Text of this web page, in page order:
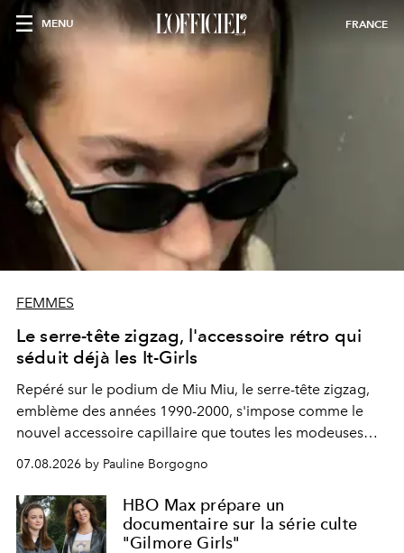
MENU FRANCE
FEMMES
Le serre-tête zigzag, l'accessoire rétro qui
séduit déjà les It-Girls
Repéré sur le podium de Miu Miu, le serre-tête zigzag,
emblème des années 1990-2000, s'impose comme le
nouvel accessoire capillaire que toutes les modeuses
s'arrachent déjà.
07.08.2026 by Pauline Borgogno
HBO Max prépare un
documentaire sur la série culte
"Gilmore Girls"